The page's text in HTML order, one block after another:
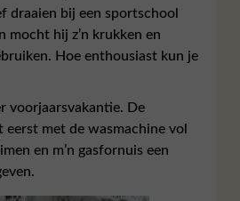
draaien bij een sportschool
mocht hij z’n krukken en
Hoe enthousiast kun je
voorjaarsvakantie. De
eerst met de wasmachine vol
en m’n gasfornuis een